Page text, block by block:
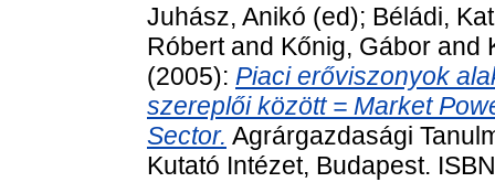
Juhász, Anikó (ed); Béládi,
Róbertand Kőnig, Gábor and
(2005): Piaci erőviszonyok
szereplői között = Market
Sector. Agrárgazdasági
Kutató Intézet, Budapest.